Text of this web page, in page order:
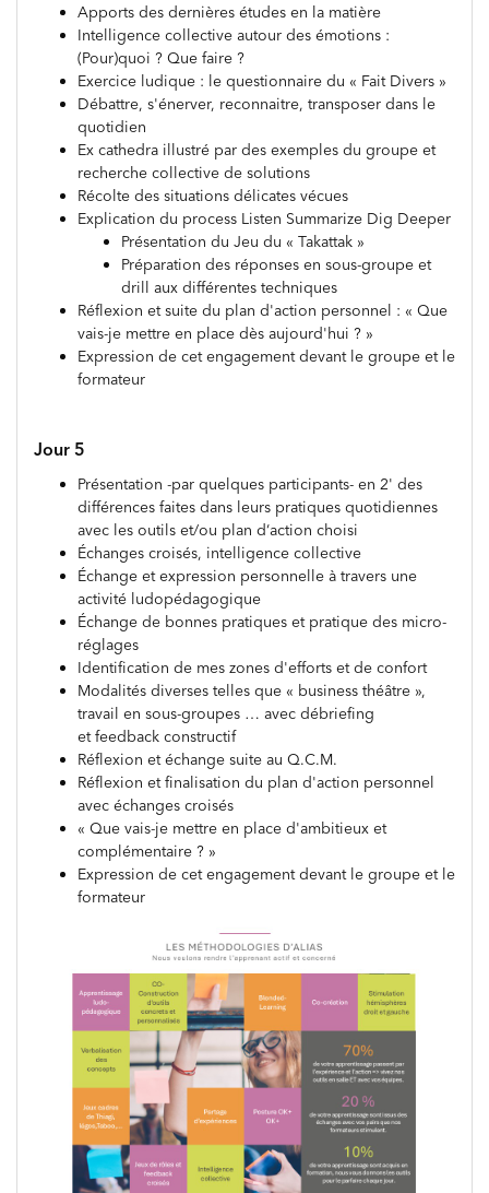
Apports des dernières études en la matière
Intelligence collective autour des émotions :
(Pour)quoi ? Que faire ?
Exercice ludique : le questionnaire du « Fait Divers »
Débattre, s'énerver, reconnaitre, transposer dans le
quotidien
Ex cathedra illustré par des exemples du groupe et
recherche collective de solutions
Récolte des situations délicates vécues
Explication du process Listen Summarize Dig Deeper
Présentation du Jeu du « Takattak »
Préparation des réponses en sous-groupe et
drill aux différentes techniques
Réflexion et suite du plan d'action personnel : « Que
vais-je mettre en place dès aujourd'hui ? »
Expression de cet engagement devant le groupe et le
formateur
Jour 5
Présentation -par quelques participants- en 2' des
différences faites dans leurs pratiques quotidiennes
avec les outils et/ou plan d‘action choisi
Échanges croisés, intelligence collective
Échange et expression personnelle à travers une
activité ludopédagogique
Échange de bonnes pratiques et pratique des micro-
réglages
Identification de mes zones d'efforts et de confort
Modalités diverses telles que « business théâtre »,
travail en sous-groupes … avec débriefing
et feedback constructif
Réflexion et échange suite au Q.C.M.
Réflexion et finalisation du plan d'action personnel
avec échanges croisés
« Que vais-je mettre en place d'ambitieux et
complémentaire ? »
Expression de cet engagement devant le groupe et le
formateur